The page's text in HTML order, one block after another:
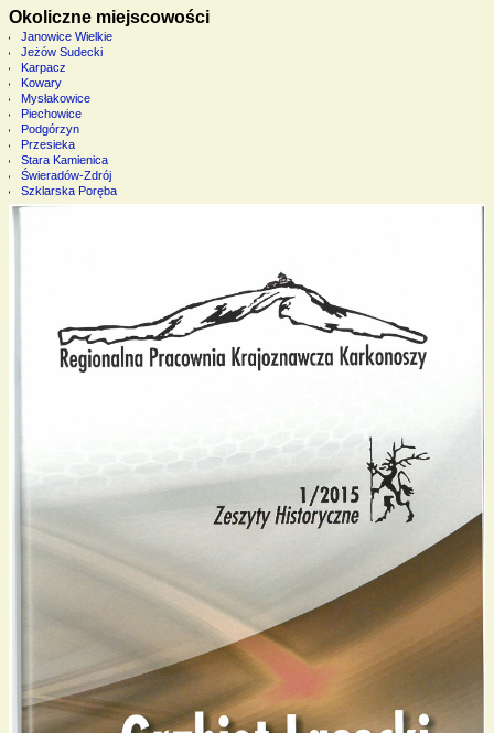
Okoliczne miejscowości
Janowice Wielkie
Jeżów Sudecki
Karpacz
Kowary
Mysłakowice
Piechowice
Podgórzyn
Przesieka
Stara Kamienica
Świeradów-Zdrój
Szklarska Poręba